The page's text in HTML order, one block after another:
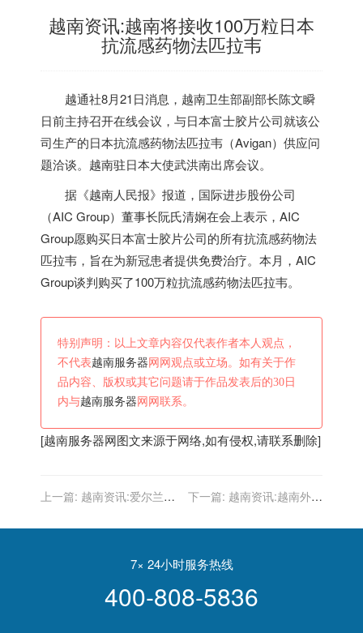
越南资讯:越南将接收100万粒日本
抗流感药物法匹拉韦
越通社8月21日消息， 越南卫生部副部长陈文瞬
日前主持召开在线会议，与日本富士胶片公司就该公
司生产的日本抗流感药物法匹拉韦（Avigan）供应问
题洽谈。 越南驻日本大使武洪南出席会议。
据《越南人民报》报道，国际进步股份公司
（AIC Group）董事长阮氏清娴在会上表示，AIC
Group愿购买日本富士胶片公司的所有抗流感药物法
匹拉韦，旨在为新冠患者提供免费治疗。本月，AIC
Group谈判购买了100万粒抗流感药物法匹拉韦。
特别声明：以上文章内容仅代表作者本人观点，
不代表越南服务器 网网观点或立场。如有关于作
品内容、版权或其它问题请于作品发表后的30日
内与越南服务器 网网联系。
[越南服务器网图文来源于网络,如有侵权,请联系删除]
上一篇: 越南资讯:爱尔兰男
猫回国募集善款，宁死不弃
下一篇: 越南资讯:越南外交
越南党和国家外交政策支柱
7× 24小时服务热线
400-808-5836